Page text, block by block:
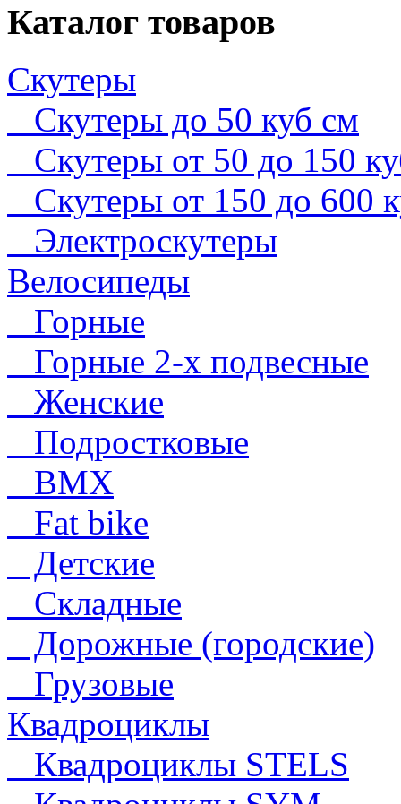
Каталог товаров
Cкутеры
Скутеры до 50 куб см
Скутеры от 50 до 150
Скутеры от 150 до 600
Электроскутеры
Велосипеды
Горные
Горные 2-х подвесные
Женские
Подростковые
BMX
Fat bike
Детские
Складные
Дорожные (городские)
Грузовые
Квадроциклы
Квадроциклы STELS